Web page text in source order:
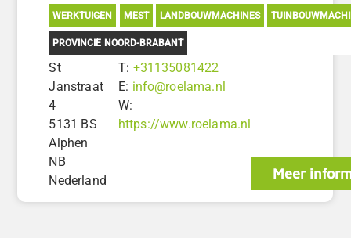
WERKTUIGEN MEST LANDBOUWMACHINES
PROVINCIE NOORD-BRABANT
St
Janstraat
4
5131 BS
Alphen
NB
Nederland
T: +31135081422
E: info@roelama.nl
W:
https://www.roelama.nl
Meer